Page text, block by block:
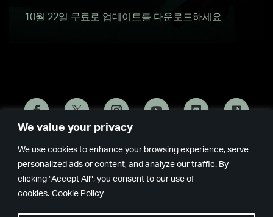
We value your privacy
We use cookies to enhance your browsing experience, serve
personalized ads or content, and analyze our traffic. By
clicking "Accept All", you consent to our use of
cookies. Cookie Policy
10월 22일 무료로 업데이트를 다운로드하세요
RemedyEpic
Games